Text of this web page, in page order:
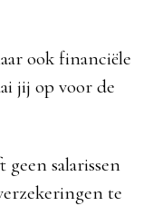
ook financiële
jij op voor de
salarissen
te